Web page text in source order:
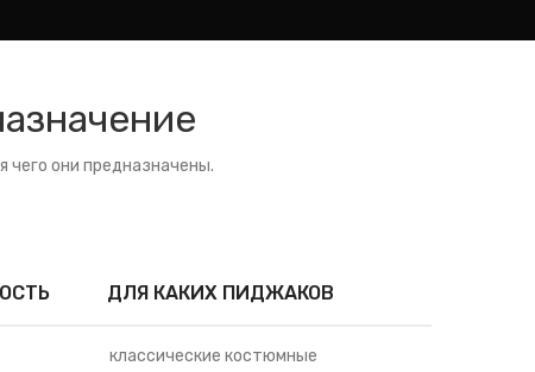
чего они предназначены.
ДЛЯ КАКИХ ПИДЖАКОВ
классические костюмные